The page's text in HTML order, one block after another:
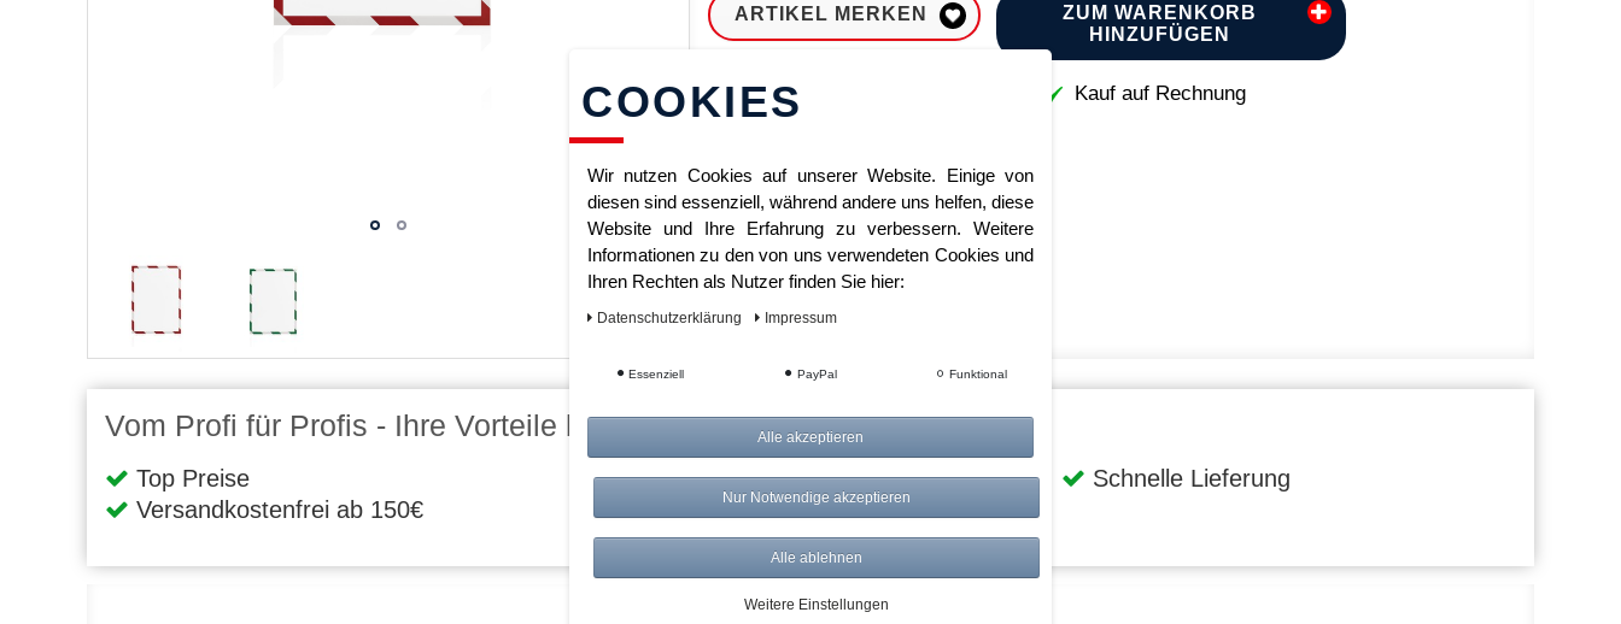
ARTIKEL MERKEN
ZUM WARENKORB
HINZUFÜGEN
Sofort lieferbar Kauf auf Rechnung
Vom Profi für Profis - Ihre Vorteile bei AWWM:
Top Preise
Versandkostenfrei ab 150€
Risikolos: 14 Tage Rückgabe
Über 20.000 Artikel
Schnelle Lieferung
COOKIES
Wir nutzen Cookies auf unserer Website. Einige von
diesen sind essenziell, während andere uns helfen, diese
Website und Ihre Erfahrung zu verbessern. Weitere
Informationen zu den von uns verwendeten Cookies und
Ihren Rechten als Nutzer finden Sie hier:
Daten­schutz­erklärung Impressum
Essenziell PayPal Funktional
Alle akzeptieren
Nur Notwendige akzeptieren
Alle ablehnen
Weitere Einstellungen